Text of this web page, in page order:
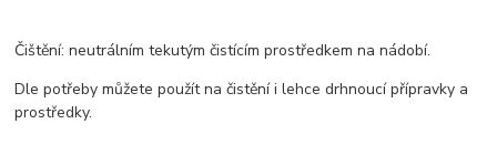
Čištění: neutrálním tekutým čistícím prostředkem na nádobí.
Dle potřeby můžete použít na čistění i lehce drhnoucí přípravky a
prostředky.